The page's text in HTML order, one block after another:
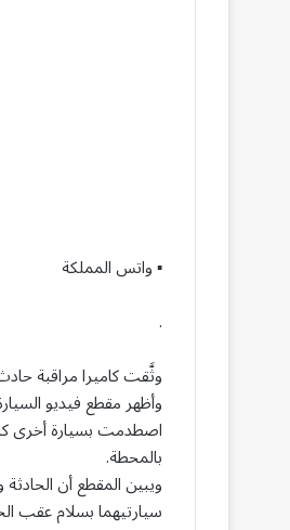
▪ واتس المملكة
.
وثَّقت كاميرا مراقبة
وأظهر مقطع فيديو
اصطدمت بسيارة أخرى
بالمحطة.
سيارتيهما بسلام عقب